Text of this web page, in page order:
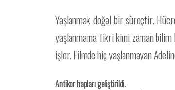
Yaşlanmak doğal bir süreçtir.
yaşlanmama fikri kimi zaman bilim
işler. Filmde hiç yaşlanmayan
Antikor hapları geliştirildi.